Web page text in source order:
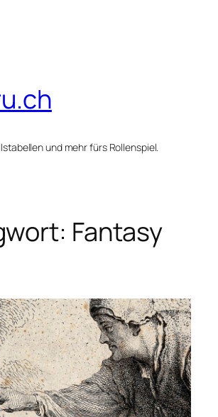
und mehr fürs Rollenspiel.
Fantasy